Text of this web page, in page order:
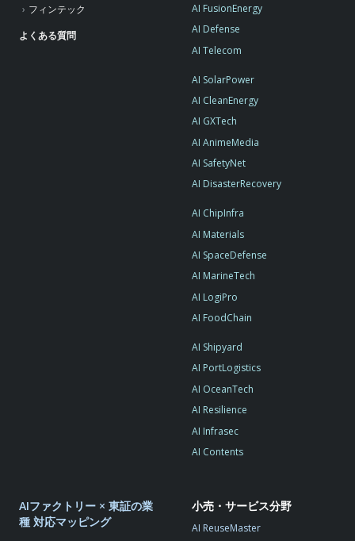
フィンテック
よくある質問
AI FusionEnergy
AI Defense
AI Telecom
AI SolarPower
AI CleanEnergy
AI GXTech
AI AnimeMedia
AI SafetyNet
AI DisasterRecovery
AI ChipInfra
AI Materials
AI SpaceDefense
AI MarineTech
AI LogiPro
AI FoodChain
AI Shipyard
AI PortLogistics
AI OceanTech
AI Resilience
AI Infrasec
AI Contents
AIファクトリー × 東証の業
種 対応マッピング
小売・サービス分野
AI ReuseMaster